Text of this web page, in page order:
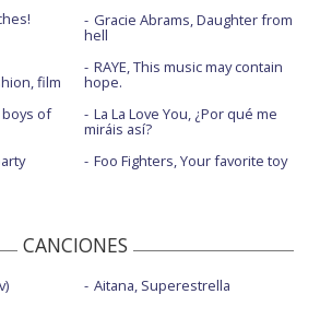
film
boys of
Gracie Abrams, Daughter from
hell
RAYE, This music may contain
hope.
La La Love You, ¿Por qué me
miráis así?
Foo Fighters, Your favorite toy
CANCIONES
Aitana, Superestrella